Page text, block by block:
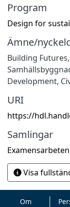
Program
Design for
Ämne/
Building Futures,
Development,
URI
https://
Samlingar
Visa
Om